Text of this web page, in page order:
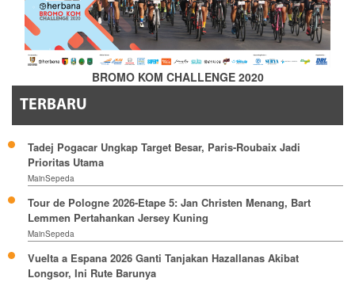
BROMO KOM CHALLENGE 2020
TERBARU
Tadej Pogacar Ungkap Target Besar, Paris-Roubaix Jadi
Prioritas Utama
MainSepeda
Tour de Pologne 2026-Etape 5: Jan Christen Menang, Bart
Lemmen Pertahankan Jersey Kuning
MainSepeda
Vuelta a Espana 2026 Ganti Tanjakan Hazallanas Akibat
Longsor, Ini Rute Barunya